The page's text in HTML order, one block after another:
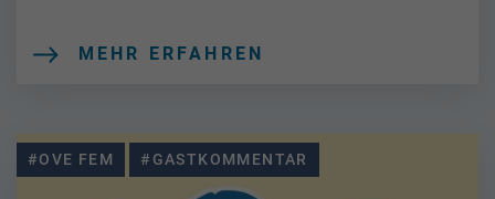
MEHR ERFAHREN
#OVE FEM #GASTKOMMENTAR